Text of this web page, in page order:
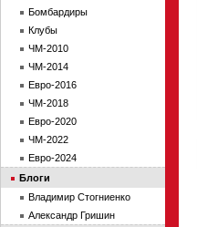
Бомбардиры
Клубы
ЧМ-2010
ЧМ-2014
Евро-2016
ЧМ-2018
Евро-2020
ЧМ-2022
Евро-2024
Блоги
Владимир Стогниенко
Александр Гришин